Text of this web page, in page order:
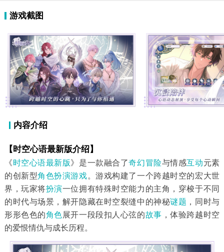
游戏截图
内容介绍
【时空心语最新版介绍】
《时空心语最新版》是一款融合了奇幻冒险与情感互动元素
的创新型角色扮演游戏。游戏构建了一个跨越时空的宏大世
界，玩家将扮演一位拥有特殊时空能力的主角，穿梭于不同
的时代与场景，解开隐藏在时空裂缝中的神秘谜题 ，同时与
形形色色的角色展开一段段扣人心弦的故事 ，体验跨越时空
的爱恨情仇与成长历程。